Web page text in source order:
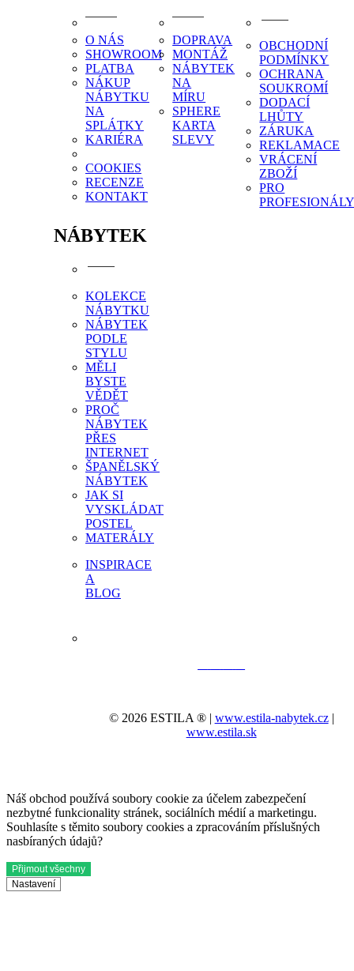
O NÁS
SHOWROOM
PLATBA
NÁKUP
NÁBYTKU
NA
SPLÁTKY
KARIÉRA
COOKIES
RECENZE
KONTAKT
DOPRAVA
MONTÁŽ
NÁBYTEK
NA
MÍRU
SPHERE
KARTA
SLEVY
OBCHODNÍ
PODMÍNKY
OCHRANA
SOUKROMÍ
DODACÍ
LHŮTY
ZÁRUKA
REKLAMACE
VRÁCENÍ
ZBOŽÍ
PRO
NÁBYTEK
KOLEKCE
NÁBYTKU
NÁBYTEK
PODLE
STYLU
MĚLI
BYSTE
VĚDĚT
PROČ
NÁBYTEK
PŘES
INTERNET
ŠPANĚLSKÝ
NÁBYTEK
JAK SI
VYSKLÁDAT
POSTEL
MATERÁLY
INSPIRACE
A
BLOG
© 2026 ESTILA ® | www.estila-nabytek.cz|
www.estila.sk
Náš obchod používá soubory cookie za účelem zabezpečení
nezbytné funkcionality stránek, sociálních médií a marketingu.
Souhlasíte s těmito soubory cookies a zpracováním příslušných
nasbíraných údajů?
Přijmout všechny
Nastavení